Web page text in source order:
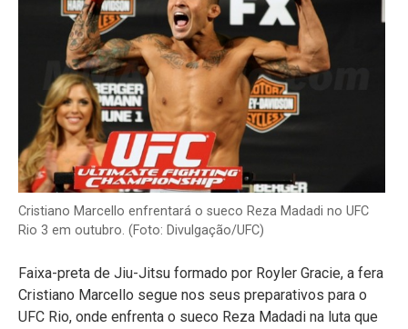
Cristiano Marcello enfrentará o sueco Reza Madadi no UFC
Rio 3 em outubro. (Foto: Divulgação/UFC)
Faixa-preta de Jiu-Jitsu formado por Royler Gracie, a fera
Cristiano Marcello segue nos seus preparativos para o
UFC Rio, onde enfrenta o sueco Reza Madadi na luta que